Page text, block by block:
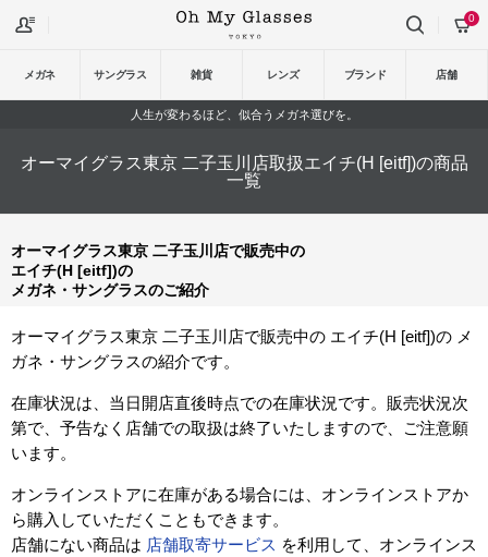
メガネ サングラス 雑貨 レンズ ブランド 店舗
0
人生が変わるほど、似合うメガネ選びを。
オーマイグラス東京 二子玉川店取扱エイチ(H [eitf])の商品
一覧
オーマイグラス東京 二子玉川店で販売中の
エイチ(H [eitf])の
メガネ・サングラスのご紹介
オーマイグラス東京 二子玉川店で販売中の エイチ(H [eitf])の メ
ガネ・サングラスの紹介です。
在庫状況は、当日開店直後時点での在庫状況です。販売状況次
第で、予告なく店舗での取扱は終了いたしますので、ご注意願
います。
オンラインストアに在庫がある場合には、オンラインストアか
ら購入していただくこともできます。
店舗にない商品は 店舗取寄サービス を利用して、オンラインス